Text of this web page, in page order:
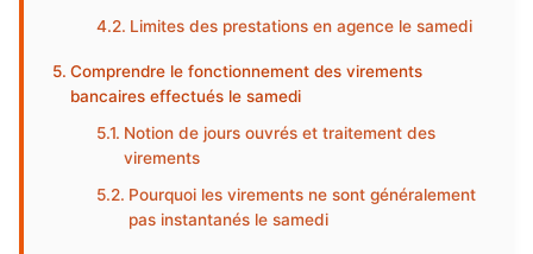
Limites des prestations en agence le samedi
Comprendre le fonctionnement des virements
bancaires effectués le samedi
Notion de jours ouvrés et traitement des
virements
Pourquoi les virements ne sont généralement
pas instantanés le samedi